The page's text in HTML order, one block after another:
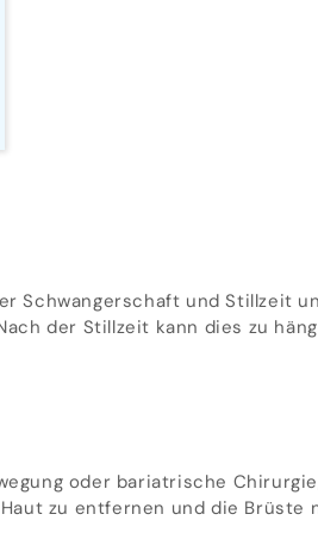
Schwangerschaft und Stillzeit
der Stillzeit kann dies zu
oder bariatrische
zu entfernen und die Brüste